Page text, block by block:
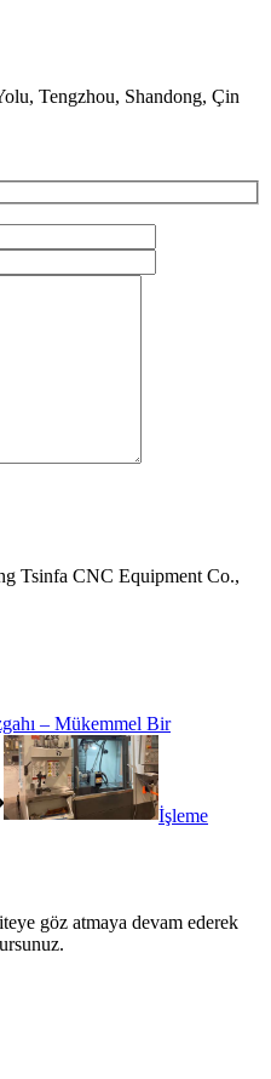
Tengzhou, Shandong, Çin
Tsinfa CNC Equipment Co.,
– Mükemmel Bir
İşleme
göz atmaya devam ederek